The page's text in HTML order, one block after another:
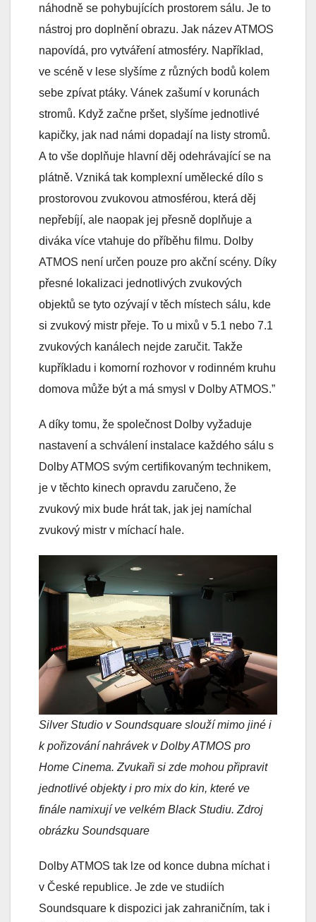
náhodně se pohybujících prostorem sálu. Je to
nástroj pro doplnění obrazu. Jak název ATMOS
napovídá, pro vytváření atmosféry. Například,
ve scéně v lese slyšíme z různých bodů kolem
sebe zpívat ptáky. Vánek zašumí v korunách
stromů. Když začne pršet, slyšíme jednotlivé
kapičky, jak nad námi dopadají na listy stromů.
A to vše doplňuje hlavní děj odehrávající se na
plátně. Vzniká tak komplexní umělecké dílo s
prostorovou zvukovou atmosférou, která děj
nepřebíjí, ale naopak jej přesně doplňuje a
diváka více vtahuje do příběhu filmu. Dolby
ATMOS není určen pouze pro akční scény. Díky
přesné lokalizaci jednotlivých zvukových
objektů se tyto ozývají v těch místech sálu, kde
si zvukový mistr přeje. To u mixů v 5.1 nebo 7.1
zvukových kanálech nejde zaručit. Takže
kupříkladu i komorní rozhovor v rodinném kruhu
domova může být a má smysl v Dolby ATMOS.”
A díky tomu, že společnost Dolby vyžaduje
nastavení a schválení instalace každého sálu s
Dolby ATMOS svým certifikovaným technikem,
je v těchto kinech opravdu zaručeno, že
zvukový mix bude hrát tak, jak jej namíchal
zvukový mistr v míchací hale.
Silver Studio v Soundsquare slouží mimo jiné i
k pořizování nahrávek v Dolby ATMOS pro
Home Cinema. Zvukaři si zde mohou připravit
jednotlivé objekty i pro mix do kin, které ve
finále namixují ve velkém Black Studiu. Zdroj
obrázku Soundsquare
Dolby ATMOS tak lze od konce dubna míchat i
v České republice. Je zde ve studiích
Soundsquare k dispozici jak zahraničním, tak i